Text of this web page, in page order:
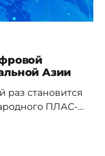
Азии
становится
ПЛАС-